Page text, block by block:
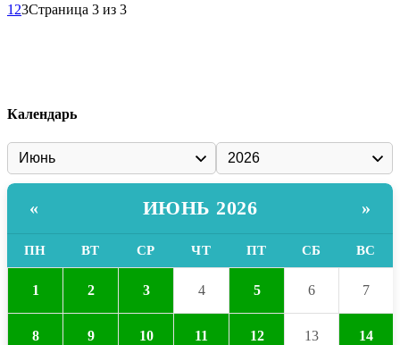
1 23Страница 3 из 3
Календарь
« ИЮНЬ 2026 »
ПН ВТ СР ЧТ ПТ СБ ВС
1 2 3 4 5 6 7
8 9 10 11 12 13 14